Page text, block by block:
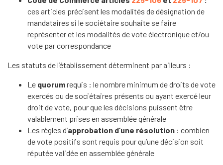
ces articles précisent les modalités de désignation de
mandataires si le sociétaire souhaite se faire
représenter et les modalités de vote électronique et/ou
vote par correspondance
Les statuts de l’établissement déterminent par ailleurs :
Le quorumrequis : le nombre minimum de droits de vote
exercés ou de sociétaires présents ou ayant exercé leur
droit de vote, pour que les décisions puissent être
valablement prises en assemblée générale
Les règles d’approbation d’une résolution : combien
de vote positifs sont requis pour qu’une décision soit
réputée validée en assemblée générale